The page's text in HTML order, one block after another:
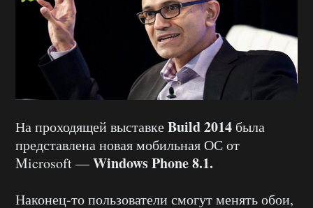
На проходящей выставкеBuild 2014 была
представлена новая мобильная ОС от
Microsoft —Windows Phone 8.1.
Наконец-то пользователи смогут менять обои,